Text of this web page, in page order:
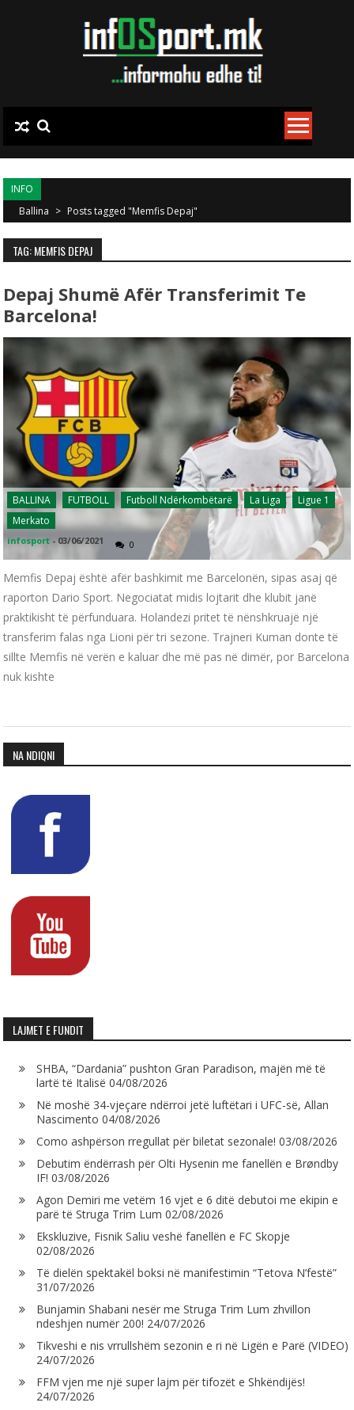
INFO
Ballina > Posts tagged "Memfis Depaj"
TAG: MEMFIS DEPAJ
Depaj Shumë Afër Transferimit Te
Barcelona!
BALLINA FUTBOLL Futboll Ndërkombëtarë La Liga
Ligue 1
Merkato
infosport - 03/06/2021 0
Memfis Depaj është afër bashkimit me Barcelonën, sipas asaj që
raporton Dario Sport. Negociatat midis lojtarit dhe klubit janë
praktikisht të përfunduara. Holandezi pritet të nënshkruajë një
transferim falas nga Lioni për tri sezone. Trajneri Kuman donte të
sillte Memfis në verën e kaluar dhe më pas në dimër, por Barcelona
nuk kishte
NA NDIQNI
LAJMET E FUNDIT
SHBA, “Dardania” pushton Gran Paradison, majën më të
lartë të Italisë 04/08/2026
Në moshë 34-vjeçare ndërroi jetë luftëtari i UFC-së, Allan
Nascimento 04/08/2026
Como ashpërson rregullat për biletat sezonale! 03/08/2026
Debutim ëndërrash për Olti Hysenin me fanellën e Brøndby
IF! 03/08/2026
Agon Demiri me vetëm 16 vjet e 6 ditë debutoi me ekipin e
parë të Struga Trim Lum 02/08/2026
Ekskluzive, Fisnik Saliu veshë fanellën e FC Skopje
02/08/2026
Të dielën spektakël boksi në manifestimin “Tetova N’festë”
31/07/2026
Bunjamin Shabani nesër me Struga Trim Lum zhvillon
ndeshjen numër 200! 24/07/2026
Tikveshi e nis vrrullshëm sezonin e ri në Ligën e Parë (VIDEO)
24/07/2026
FFM vjen me një super lajm për tifozët e Shkëndijës!
24/07/2026